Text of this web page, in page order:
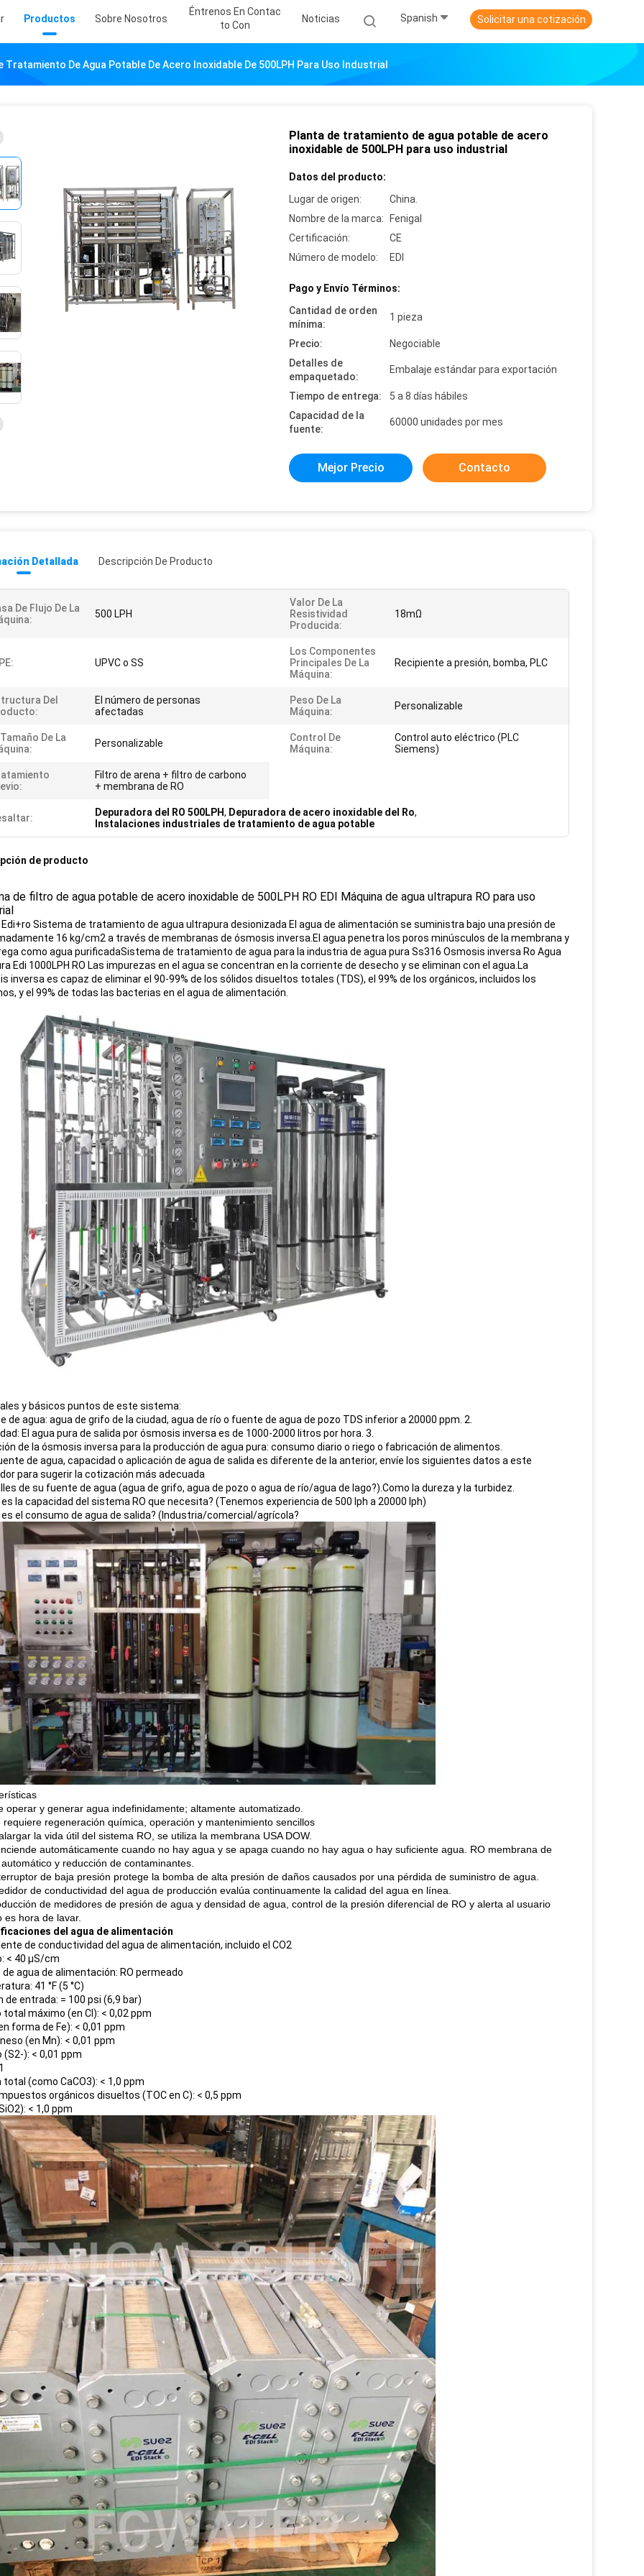
Productos Sobre Nosotros
Éntrenos En Contac
To Con
Noticias Spanish Solicitar una cotización
Tratamiento De Agua Potable De Acero Inoxidable De 500LPH Para Uso Industrial
Planta de tratamiento de agua potable de acero
inoxidable de 500LPH para uso industrial
Datos del producto:
Lugar de origen:
China.
Nombre de la marca:
Fenigal
Certificación:
CE
Número de modelo:
EDI
Pago y Envío Términos:
Cantidad de orden
mínima:
1 pieza
Precio:
Negociable
Detalles de
empaquetado:
Embalaje estándar para exportación
Tiempo de entrega:
5 a 8 días hábiles
Capacidad de la
fuente:
60000 unidades por mes
Mejor Precio Contacto
Detallada Descripción De Producto
De Flujo De La
500 LPH
Valor De La
Resistividad
Producida:
18mΩ
UPVC o SS
Los Componentes
Principales De La
Máquina:
Recipiente a presión, bomba, PLC
Del
El número de personas
afectadas
Peso De La
Máquina:
Personalizable
Tamaño De La
Personalizable
Control De
Máquina:
Control auto eléctrico (PLC
Siemens)
Filtro de arena + filtro de carbono
+ membrana de RO
Depuradora del RO 500LPH, Depuradora de acero inoxidable del Ro,
Instalaciones industriales de tratamiento de agua potable
de producto
de filtro de agua potable de acero inoxidable de 500LPH RO EDI Máquina de agua ultrapura RO para uso
Sistema de tratamiento de agua ultrapura desionizada El agua de alimentación se suministra bajo una presión de
16 kg/cm2 a través de membranas de ósmosis inversa.El agua penetra los poros minúsculos de la membrana y
como agua purificadaSistema de tratamiento de agua para la industria de agua pura Ss316 Osmosis inversa Ro Agua
Edi 1000LPH RO Las impurezas en el agua se concentran en la corriente de desecho y se eliminan con el agua.La
inversa es capaz de eliminar el 90-99% de los sólidos disueltos totales (TDS), el 99% de los orgánicos, incluidos los
y el 99% de todas las bacterias en el agua de alimentación.
y básicos puntos de este sistema:
de agua: agua de grifo de la ciudad, agua de río o fuente de agua de pozo TDS inferior a 20000 ppm. 2.
El agua pura de salida por ósmosis inversa es de 1000-2000 litros por hora. 3.
de la ósmosis inversa para la producción de agua pura: consumo diario o riego o fabricación de alimentos.
de agua, capacidad o aplicación de agua de salida es diferente de la anterior, envíe los siguientes datos a este
para sugerir la cotización más adecuada
de su fuente de agua (agua de grifo, agua de pozo o agua de río/agua de lago?).Como la dureza y la turbidez.
es la capacidad del sistema RO que necesita? (Tenemos experiencia de 500 lph a 20000 lph)
es el consumo de agua de salida? (Industria/comercial/agrícola?
operar y generar agua indefinidamente; altamente automatizado.
requiere regeneración química, operación y mantenimiento sencillos
la vida útil del sistema RO, se utiliza la membrana USA DOW.
automáticamente cuando no hay agua y se apaga cuando no hay agua o hay suficiente agua. RO membrana de
y reducción de contaminantes.
de baja presión protege la bomba de alta presión de daños causados por una pérdida de suministro de agua.
de conductividad del agua de producción evalúa continuamente la calidad del agua en línea.
de medidores de presión de agua y densidad de agua, control de la presión diferencial de RO y alerta al usuario
es hora de lavar.
del agua de alimentación
de conductividad del agua de alimentación, incluido el CO2
< 40 μS/cm
de agua de alimentación: RO permeado
41 °F (5 °C)
de entrada: = 100 psi (6,9 bar)
total máximo (en Cl): < 0,02 ppm
forma de Fe): < 0,01 ppm
(en Mn): < 0,01 ppm
(S2-): < 0,01 ppm
total (como CaCO3): < 1,0 ppm
orgánicos disueltos (TOC en C): < 0,5 ppm
< 1,0 ppm